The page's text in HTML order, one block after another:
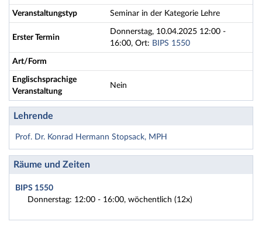
Veranstaltungstyp Seminar in der Kategorie Lehre
Erster Termin
Donnerstag, 10.04.2025 12:00 -
16:00, Ort: BIPS 1550
Art/Form
Englischsprachige
Veranstaltung
Nein
Lehrende
Prof. Dr. Konrad Hermann Stopsack, MPH
Räume und Zeiten
BIPS 1550
Donnerstag: 12:00 - 16:00, wöchentlich (12x)